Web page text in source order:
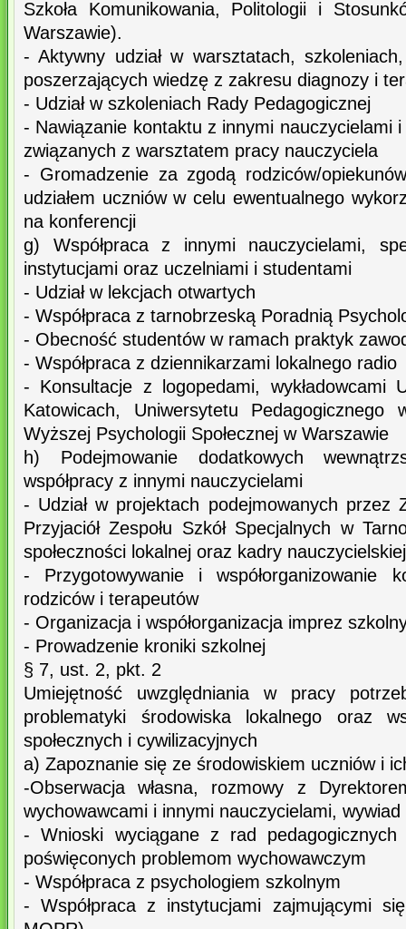
Szkoła Komunikowania, Politologii i
Warszawie).
- Aktywny udział w warsztatach,
poszerzających wiedzę z zakresu diagnozy i
- Udział w szkoleniach Rady Pedagogicznej
- Nawiązanie kontaktu z innymi nauczycielami
związanych z warsztatem pracy nauczyciela
- Gromadzenie za zgodą rodziców/
udziałem uczniów w celu ewentualnego
na konferencji
g) Współpraca z innymi nauczycielami,
instytucjami oraz uczelniami i studentami
- Udział w lekcjach otwartych
- Współpraca z tarnobrzeską Poradnią
- Obecność studentów w ramach praktyk
- Współpraca z dziennikarzami lokalnego radio
- Konsultacje z logopedami, wykładowcami
Katowicach, Uniwersytetu Pedagogicznego
Wyższej Psychologii Społecznej w Warszawie
h) Podejmowanie dodatkowych
współpracy z innymi nauczycielami
- Udział w projektach podejmowanych przez
Przyjaciół Zespołu Szkół Specjalnych w
społeczności lokalnej oraz kadry nauczycielskiej
- Przygotowywanie i współorganizowanie
rodziców i terapeutów
- Organizacja i współorganizacja imprez
- Prowadzenie kroniki szkolnej
§ 7, ust. 2, pkt. 2
Umiejętność uwzględniania w pracy
problematyki środowiska lokalnego oraz
społecznych i cywilizacyjnych
a) Zapoznanie się ze środowiskiem uczniów i
-Obserwacja własna, rozmowy z
wychowawcami i innymi nauczycielami, wywiad
- Wnioski wyciągane z rad
poświęconych problemom wychowawczym
- Współpraca z psychologiem szkolnym
- Współpraca z instytucjami zajmującymi